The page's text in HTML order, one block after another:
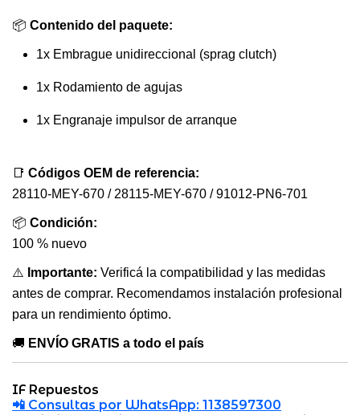
📦 Contenido del paquete:
1x Embrague unidireccional (sprag clutch)
1x Rodamiento de agujas
1x Engranaje impulsor de arranque
📑 Códigos OEM de referencia:
28110-MEY-670 / 28115-MEY-670 / 91012-PN6-701
📦 Condición:
100 % nuevo
⚠️ Importante: Verificá la compatibilidad y las medidas
antes de comprar. Recomendamos instalación profesional
para un rendimiento óptimo.
🚚 ENVÍO GRATIS a todo el país
IF Repuestos
📲 Consultas por WhatsApp: 1138597300